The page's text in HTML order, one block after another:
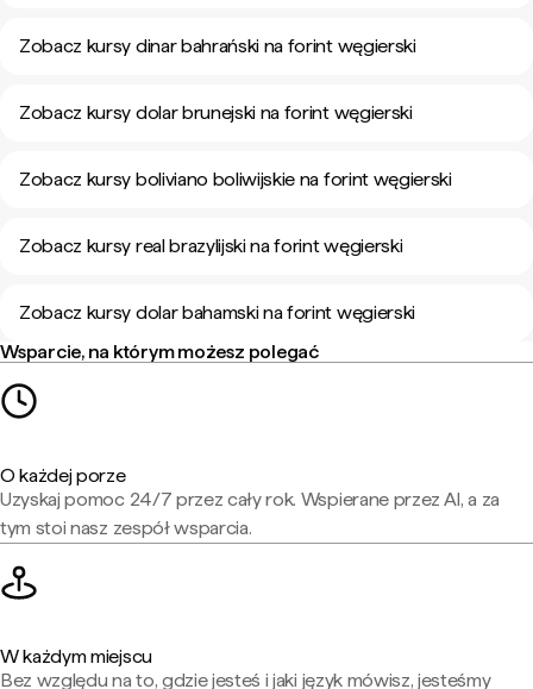
Zobacz kursy dinar bahrański na forint węgierski
Zobacz kursy dolar brunejski na forint węgierski
Zobacz kursy boliviano boliwijskie na forint węgierski
Zobacz kursy real brazylijski na forint węgierski
Zobacz kursy dolar bahamski na forint węgierski
Wsparcie, na którym możesz polegać
O każdej porze
Uzyskaj pomoc 24/7 przez cały rok. Wspierane przez AI, a za
tym stoi nasz zespół wsparcia.
W każdym miejscu
Bez względu na to, gdzie jesteś i jaki język mówisz, jesteśmy